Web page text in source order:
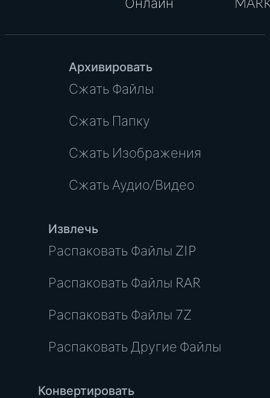
Архивировать
Сжать Файлы
Сжать Папку
Сжать Изображения
Сжать Аудио/Видео
Извлечь
Распаковать Файлы ZIP
Распаковать Файлы RAR
Распаковать Файлы 7Z
Распаковать Другие Файлы
Конвертировать